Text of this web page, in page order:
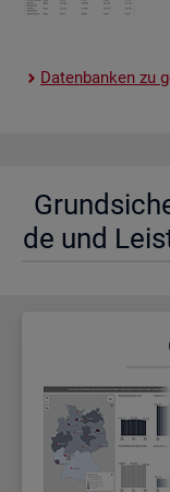
Da­ten­ban­ken zu
de und